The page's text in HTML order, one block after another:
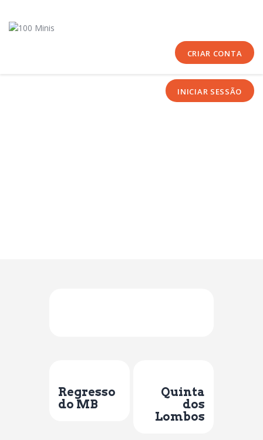
CRIAR CONTA
INICIAR SESSÃO
Sobre Nós
Regresso
do MB
Quinta
dos
Lombos